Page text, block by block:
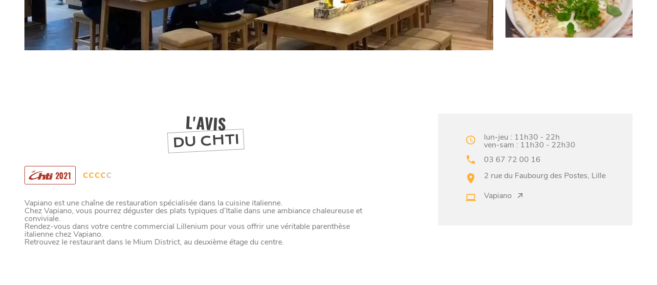
MANGER
SORTIR
L'AVIS
DU CHTI
2021
Vapiano est une chaîne de restauration spécialisée dans la cuisine italienne.
Chez Vapiano, vous pourrez déguster des plats typiques d’Italie dans une ambiance chaleureuse et
conviviale.
Rendez-vous dans votre centre commercial Lillenium pour vous offrir une véritable parenthèse
italienne chez Vapiano.
Retrouvez le restaurant dans le Mium District, au deuxième étage du centre.
lun-jeu : 11h30 - 22h
ven-sam : 11h30 - 22h30
03 67 72 00 16
2 rue du Faubourg des Postes, Lille
Vapiano